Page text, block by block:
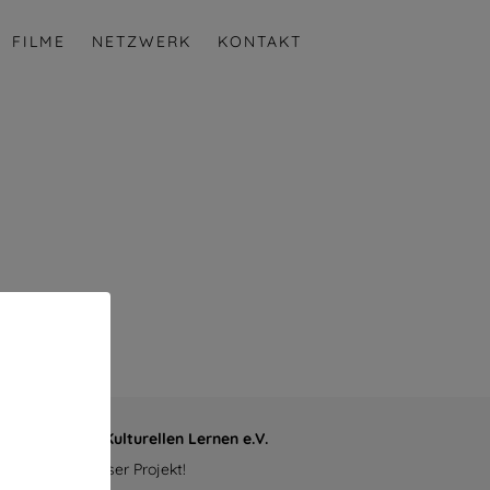
FILME NETZWERK KONTAKT
zum Kulturellen Lernen e.V.
Sie unser Projekt!